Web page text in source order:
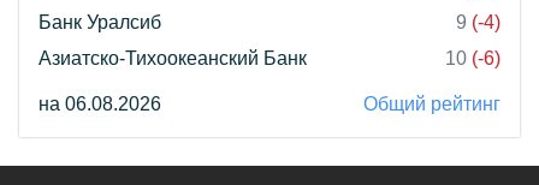
Банк Уралсиб
9 (-4)
Азиатско-Тихоокеанский Банк
10 (-6)
на 06.08.2026 Общий рейтинг